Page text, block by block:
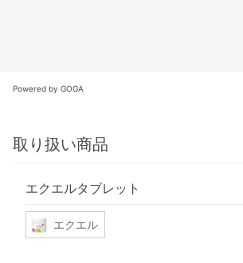
Powered by GOGA
取り扱い商品
エクエルタブレット
エクエル